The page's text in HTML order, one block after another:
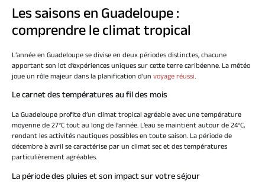
Les saisons en Guadeloupe :
comprendre le climat tropical
L’année en Guadeloupe se divise en deux périodes distinctes, chacune
apportant son lot d’expériences uniques sur cette terre caribéenne. La météo
joue un rôle majeur dans la planification d’un voyage réussi.
Le carnet des températures au fil des mois
La Guadeloupe profite d’un climat tropical agréable avec une température
moyenne de 27°C tout au long de l’année. L’eau se maintient autour de 24°C,
rendant les activités nautiques possibles en toute saison. La période de
décembre à avril se caractérise par un climat sec et des températures
particulièrement agréables.
La période des pluies et son impact sur votre séjour